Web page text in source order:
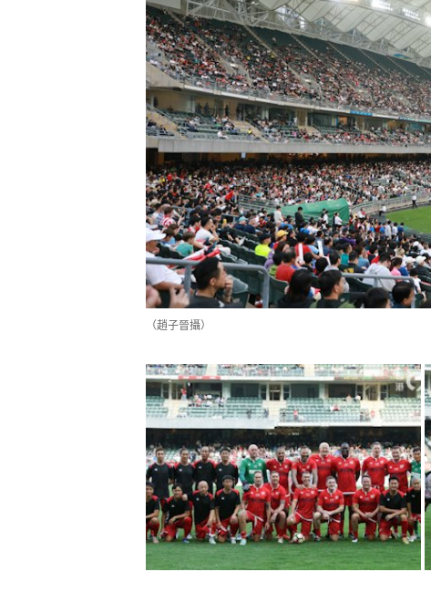
（趙子晉攝）